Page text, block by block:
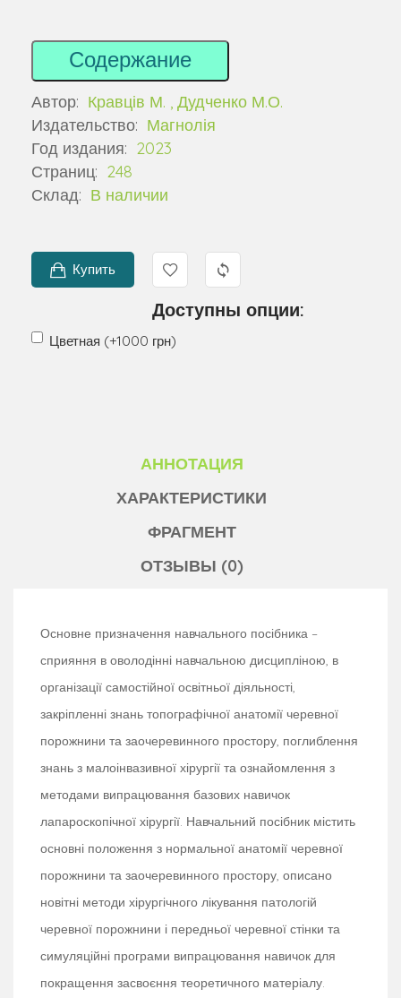
Содержание
Автор: Кравців М. , Дудченко М.О.
Издательство: Магнолія
Год издания: 2023
Страниц: 248
Склад: В наличии
Купить
Доступны опции:
Цветная (+1000 грн)
АННОТАЦИЯ
ХАРАКТЕРИСТИКИ
ФРАГМЕНТ
ОТЗЫВЫ (0)
Основне призначення навчального посібника –
сприяння в оволодінні навчальною дисципліною, в
організації самостійної освітньої діяльності,
закріпленні знань топографічної анатомії черевної
порожнини та заочеревинного простору, поглиблення
знань з малоінвазивної хірургії та ознайомлення з
методами випрацювання базових навичок
лапароскопічної хірургії. Навчальний посібник містить
основні положення з нормальної анатомії черевної
порожнини та заочеревинного простору, описано
новітні методи хірургічного лікування патологій
черевної порожнини і передньої черевної стінки та
симуляційні програми випрацювання навичок для
покращення засвоєння теоретичного матеріалу.